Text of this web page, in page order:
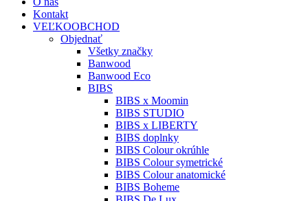
Kontakt
VEĽKOOBCHOD
Objednať
Všetky značky
Banwood
Banwood Eco
BIBS
BIBS x Moomin
BIBS STUDIO
BIBS x LIBERTY
BIBS doplnky
BIBS Colour okrúhle
BIBS Colour symetrické
BIBS Colour anatomické
BIBS Boheme